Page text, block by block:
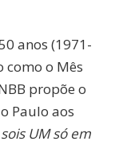
anos (1971-
como o Mês
propõe o
Paulo aos
UM só em